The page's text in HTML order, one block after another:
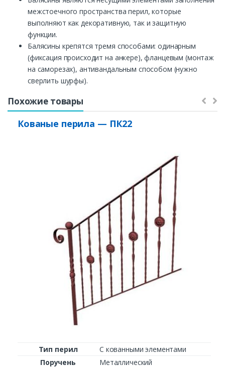
Заказать
Ваше имя*
Комментарий к заказу
межстоечного пространства перил, которые
выполняют как декоративную, так и защитную
функции.
Балясины крепятся тремя способами: одинарным
(фиксация происходит на анкере), фланцевым (монтаж
на саморезах), антивандальным способом (нужно
сверлить шурфы).
Похожие товары
Кованые перила — ПК22
Тип перил
С кованными элементами
Поручень
Металлический